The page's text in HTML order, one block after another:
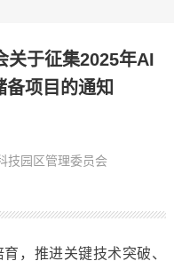
关于征集2025年AI
项目的通知
技园区管理委员会
推进关键技术突破、